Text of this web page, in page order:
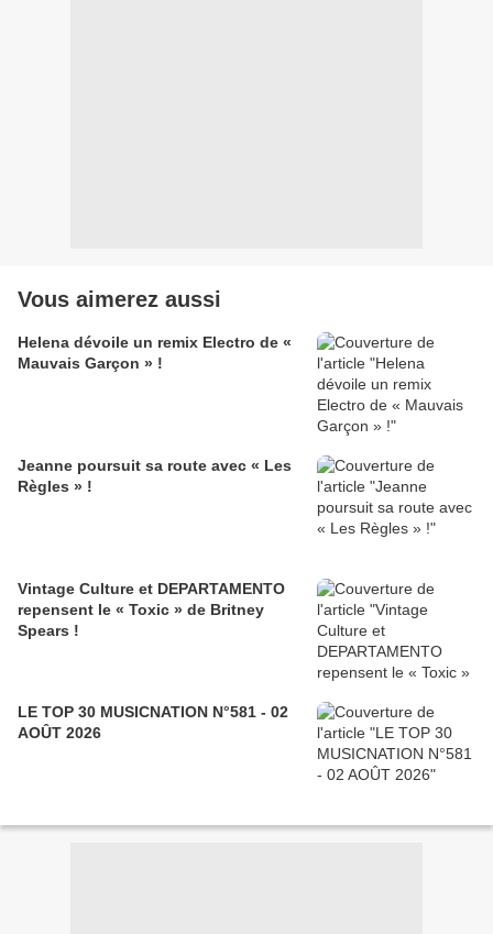
Vous aimerez aussi
Helena dévoile un remix Electro de «
Mauvais Garçon » !
Jeanne poursuit sa route avec « Les
Règles » !
Vintage Culture et DEPARTAMENTO
repensent le « Toxic » de Britney
Spears !
LE TOP 30 MUSICNATION N°581 - 02
AOÛT 2026